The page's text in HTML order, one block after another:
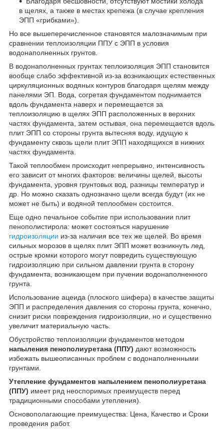
в щелях, а также в местах крепежа (в случае крепления
ЭПП «грибками»).
Но все вышеперечисленное становятся малозначимым при
сравнении теплоизоляции ППУ с ЭПП в условия
водонаполненных грунтов.
В водонаполненных грунтах теплоизоляция ЭПП становится
вообще слабо эффективной из-за возникающих естественных
циркуляционных водяных контуров благодаря щелям между
панелями ЭП. Вода, согретая фундаментом поднимается
вдоль фундамента наверх и перемещается за
теплоизоляцию в щелях ЭПП расположенных в верхних
частях фундамента, затем остывая, она перемещается вдоль
плит ЭПП со стороны грунта вытесняя воду, идущую к
фундаменту сквозь щели плит ЭПП находящихся в нижних
частях фундамента.
Такой теплообмен происходит непрерывно, интенсивность
его зависит от многих факторов: величины щелей, высоты
фундамента, уровня грунтовых вод, разницы температур и
др. Но можно сказать однозначно щели всегда будут (их не
может не быть) и водяной теплообмен состоится.
Еще одно печальное событие при использовании плит
пенополистирола: может состояться нарушение
гидроизоляции из-за наличия все тех же щелей. Во время
сильных морозов в щелях плит ЭПП может возникнуть лед,
острые кромки которого могут повредить существующую
гидроизоляцию при сильном давлении грунта в сторону
фундамента, возникающем при пучении водонаполненного
грунта.
Использование ацеида (плоского шифера) в качестве защиты
ЭПП и распределения давления со стороны грунта, конечно,
снизит риски повреждения гидроизоляции, но и существенно
увеличит материальную часть.
Обустройство теплоизоляции фундаментов методом
напыления пенополиуретана (ППУ) дают возможность
избежать вышеописанных проблем с водонаполненными
грунтами.
Утепление фундаментов напылением пенополиуретана
(ППУ) имеет ряд неоспоримых преимуществ перед
традиционными способами утепления).
Основополагающие преимущества: Цена, Качество и Сроки
проведения работ.